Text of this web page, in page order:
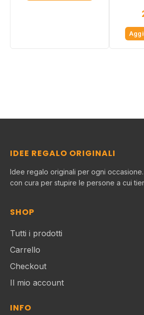
IDEE REGALO ORIGINALI
Idee regalo originali per ogni
con cura per stupire le persone a cui
SHOP
Tutti i prodotti
Carrello
Checkout
Il mio account
INFO